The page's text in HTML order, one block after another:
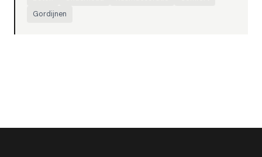
Gordijnen